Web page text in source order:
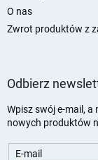
O nas
Zwrot produktów z
Odbierz
Wpisz swój e-mail, a
nowych produktów
E-mail